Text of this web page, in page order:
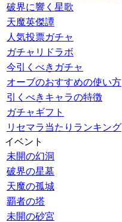
破界に響く星歌
天魔英傑譚
人気投票ガチャ
ガチャリドラボ
今引くべきガチャ
オーブのおすすめの使い方
引くべきキャラの特徴
ガチャギフト
リセマラ当たりランキング
イベント
未開の幻洞
破界の星墓
天魔の孤城
覇者の塔
未開の砂宮